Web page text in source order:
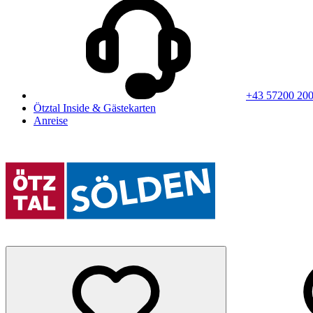
+43 57200 200
Ötztal Inside & Gästekarten
Anreise